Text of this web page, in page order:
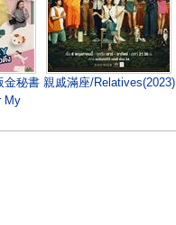
金秘書
My
親戚滿座/Relatives(2023)